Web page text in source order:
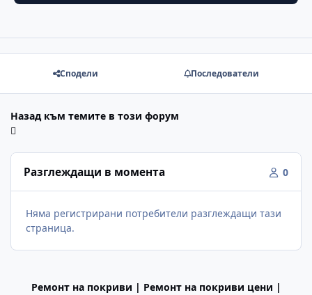
Сподели Последователи
Назад към темите в този форум
Разглеждащи в момента 0
Няма регистрирани потребители разглеждащи тази
страница.
Ремонт на покриви | Ремонт на покриви цени |